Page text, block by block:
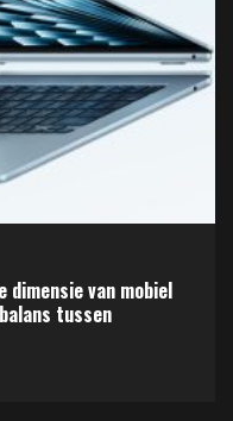
dimensie van mobiel
tussen